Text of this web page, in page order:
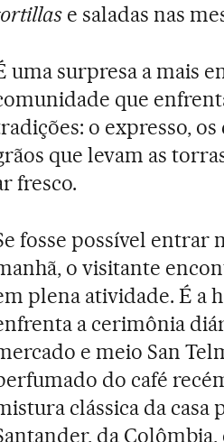
e saladas nas
uma surpresa a mais
que
o expresso,
que levam as
fresco.
fosse possível entrar
o visitante
plena atividade. É a
a cerimônia
e meio San
do café
clássica da casa
da